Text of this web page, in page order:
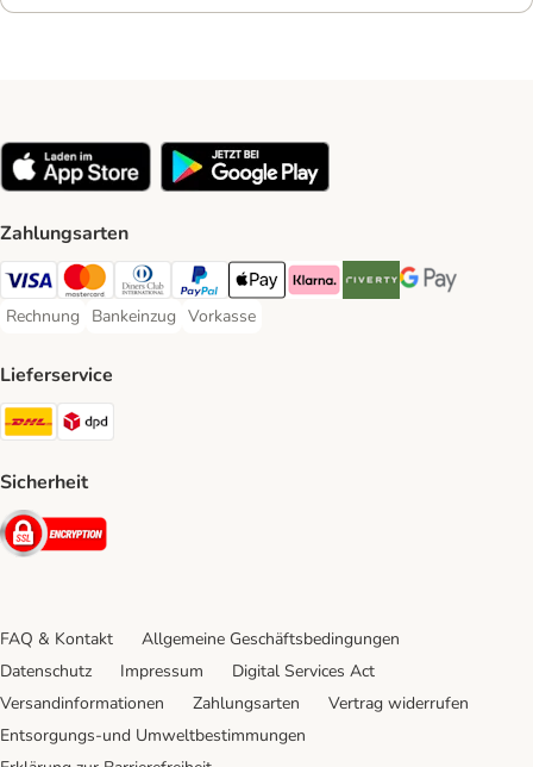
Zahlungsarten
Visa Payment Method
Mastercard Payment Method
Diners Club Payment Method
PayPal Payment Method
Apple Pay Payment Method
Klarna Payment Method
Riverty Payment Method
Google Pay
Rechnung
Rechnung Payment Method
Bankeinzug
Bankeinzug Payment Method
Vorkasse
Vorkasse Payment Method
Lieferservice
DHL Shipping Method
Sicherheit
Security
FAQ & Kontakt
Allgemeine Geschäftsbedingungen
Datenschutz
Impressum
Digital Services Act
Versandinformationen
Zahlungsarten
Vertrag widerrufen
Entsorgungs-und Umweltbestimmungen